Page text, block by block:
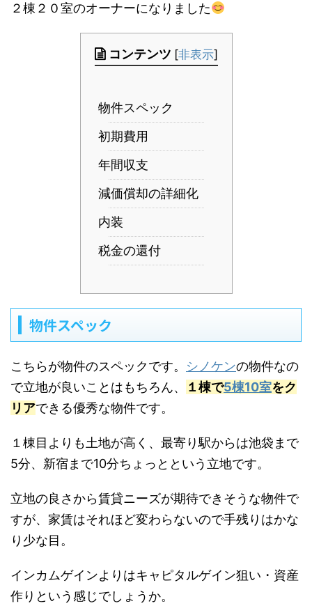
２棟２０室のオーナーになりました
コンテンツ [非表示]
物件スペック
初期費用
年間収支
減価償却の詳細化
内装
税金の還付
物件スペック
こちらが物件のスペックです。 シノケンの物件なの
で立地が良いことはもちろん、
１棟で5棟10室をク
リアできる優秀な物件です。
１棟目よりも土地が高く、最寄り駅からは池袋まで
5分、新宿まで10分ちょっとという立地です。
立地の良さから賃貸ニーズが期待できそうな物件で
すが、家賃はそれほど変わらないので手残りはかな
り少な目。
インカムゲインよりはキャピタルゲイン狙い・資産
作りという感じでしょうか。